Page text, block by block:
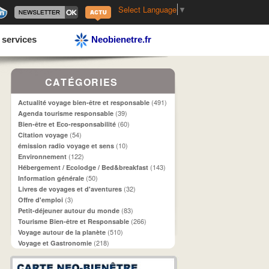
Select Language ▼
services Neobienetre.fr
CATÉGORIES
Actualité voyage bien-être et responsable(491)
Agenda tourisme responsable(39)
Bien-être et Eco-responsabilité(60)
Citation voyage(54)
émission radio voyage et sens(10)
Environnement(122)
Hébergement / Ecolodge / Bed&breakfast(143)
Information générale(50)
Livres de voyages et d'aventures(32)
Offre d'emploi(3)
Petit-déjeuner autour du monde(83)
Tourisme Bien-être et Responsable(266)
Voyage autour de la planète(510)
Voyage et Gastronomie(218)